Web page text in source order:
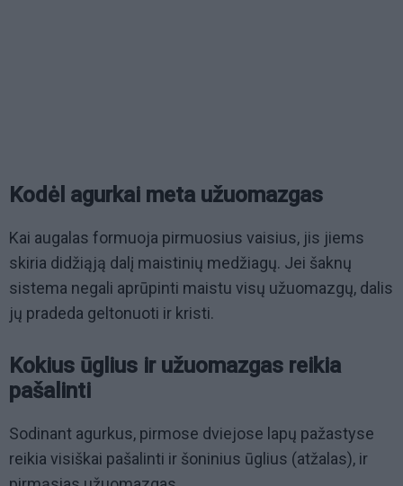
Kodėl agurkai meta užuomazgas
Kai augalas formuoja pirmuosius vaisius, jis jiems
skiria didžiąją dalį maistinių medžiagų. Jei šaknų
sistema negali aprūpinti maistu visų užuomazgų, dalis
jų pradeda geltonuoti ir kristi.
Kokius ūglius ir užuomazgas reikia
pašalinti
Sodinant agurkus, pirmose dviejose lapų pažastyse
reikia visiškai pašalinti ir šoninius ūglius (atžalas), ir